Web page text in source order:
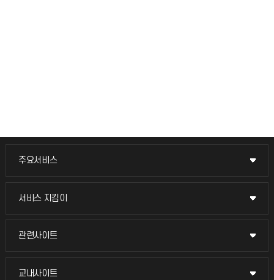
주요서비스
주요서비스
교무회의방송
서비스 지킴이
서비스 지킴이
묻고 답하기
관련사이트
관련사이트
국방헬프콜
교내사이트
교내사이트